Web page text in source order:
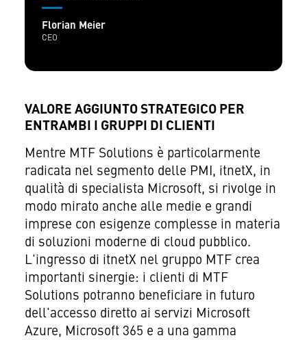
Florian Meier
CEO
VALORE AGGIUNTO STRATEGICO PER
ENTRAMBI I GRUPPI DI CLIENTI
Mentre MTF Solutions è particolarmente
radicata nel segmento delle PMI, itnetX, in
qualità di specialista Microsoft, si rivolge in
modo mirato anche alle medie e grandi
imprese con esigenze complesse in materia
di soluzioni moderne di cloud pubblico.
L'ingresso di itnetX nel gruppo MTF crea
importanti sinergie: i clienti di MTF
Solutions potranno beneficiare in futuro
dell'accesso diretto ai servizi Microsoft
Azure, Microsoft 365 e a una gamma